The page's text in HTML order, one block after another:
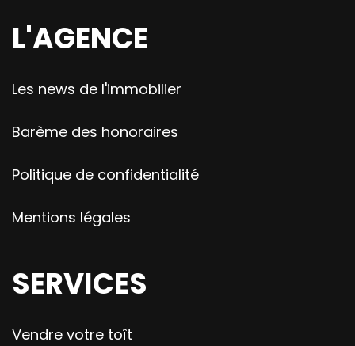
L'AGENCE
Les news de l'immobilier
Barème des honoraires
Politique de confidentialité
Mentions légales
SERVICES
Vendre votre toît